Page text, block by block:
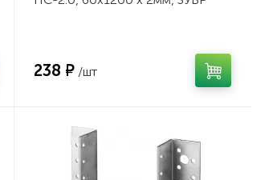
238 ₽ /шт